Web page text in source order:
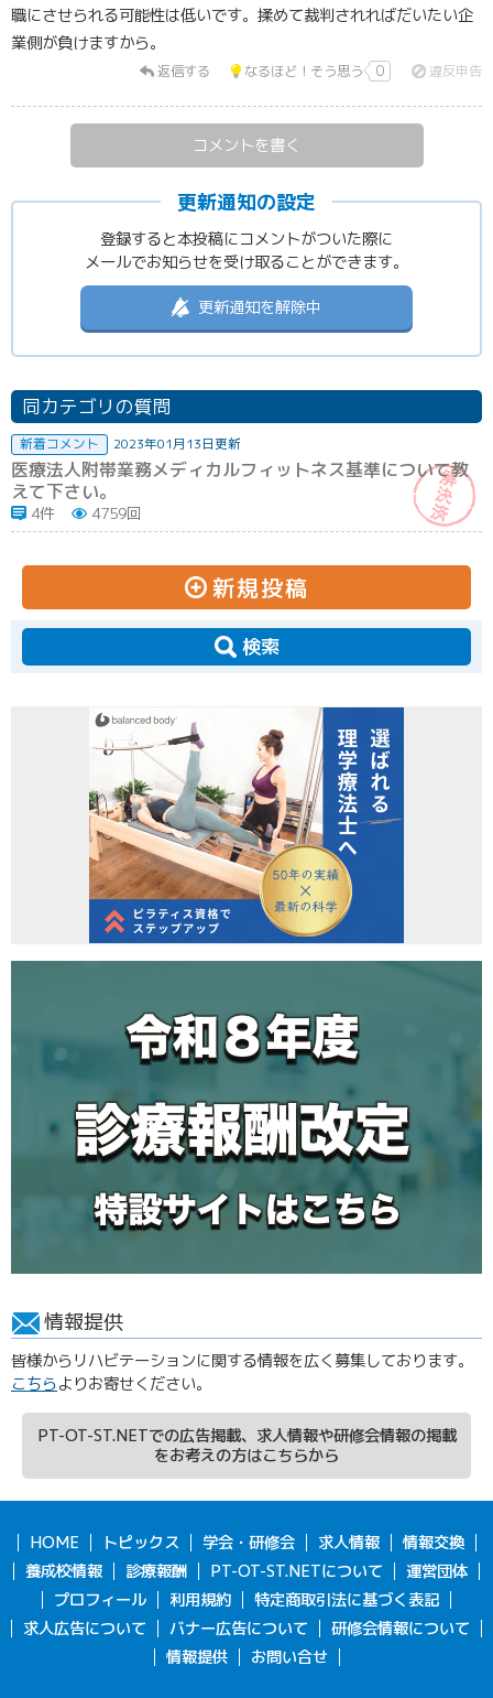
職にさせられる可能性は低いです。揉めて裁判されればだいたい企
業側が負けますから。
返信する なるほど！そう思う 0 違反申告
コメントを書く
更新通知の設定
登録すると本投稿にコメントがついた際に
メールでお知らせを受け取ることができます。
更新通知を解除中
同カテゴリの質問
新着コメント 2023年01月13日更新
医療法人附帯業務メディカルフィットネス基準について教
えて下さい。
4件 4759回
新規投稿
検索
情報提供
皆様からリハビテーションに関する情報を広く募集しております。
こちらよりお寄せください。
PT-OT-ST.NETでの広告掲載、求人情報や研修会情報の掲載
をお考えの方はこちらから
HOME トピックス 学会・研修会 求人情報
情報交換
養成校情報
診療報酬 PT-OT-ST.NETについて
運営団体
プロフィール
利用規約
特定商取引法に基づく表記
求人広告について
バナー広告について
研修会情報について
情報提供
お問い合せ